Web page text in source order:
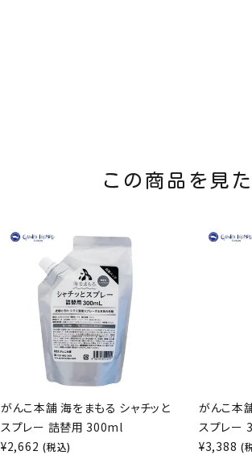
この商品を見
がんこ本舗 海をまもる シャチッと
スプレー 詰替用 300ml
¥2,662 (税込)
がんこ本
スプレー
¥3,388 (